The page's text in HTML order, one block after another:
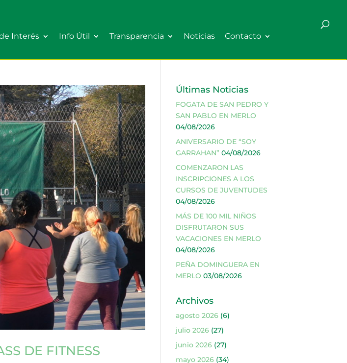
Interés Info Útil Transparencia Noticias Contacto
DE FITNESS
Últimas Noticias
FOGATA DE SAN PEDRO Y
SAN PABLO EN MERLO
04/08/2026
ANIVERSARIO DE “SOY
GARRAHAN” 04/08/2026
COMENZARON LAS
INSCRIPCIONES A LOS
CURSOS DE JUVENTUDES
04/08/2026
MÁS DE 100 MIL NIÑOS
DISFRUTARON SUS
VACACIONES EN MERLO
04/08/2026
PEÑA DOMINGUERA EN
MERLO 03/08/2026
Archivos
agosto 2026(6)
julio 2026(27)
junio 2026(27)
mayo 2026(34)